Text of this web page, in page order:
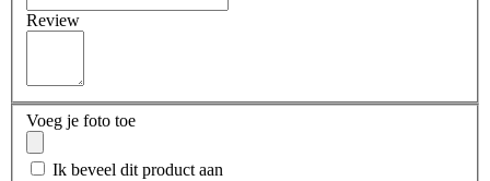
Review
Voeg je foto toe
Ik beveel dit product aan